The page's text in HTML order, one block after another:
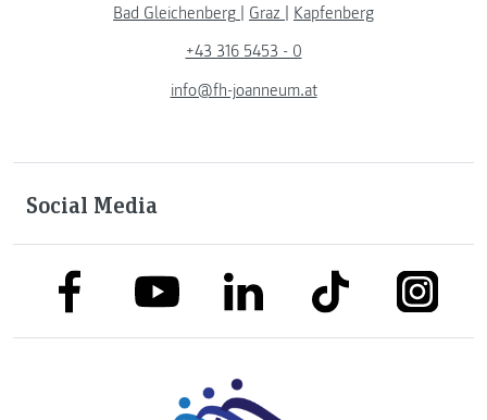
Bad Gleichenberg | Graz | Kapfenberg
+43 316 5453 - 0
info@fh-joanneum.at
Social Media
link to facebooklink to youtubelink to linkedinlink to tiktok link to